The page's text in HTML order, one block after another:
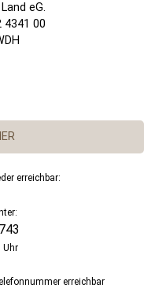
eG.
4341 00
erreichbar:
Uhr
erreichbar